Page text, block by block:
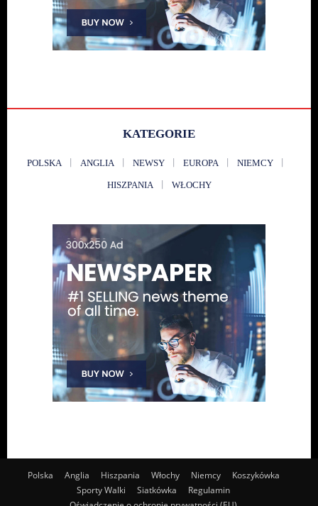
KATEGORIE
POLSKA ANGLIA NEWSY EUROPA NIEMCY
HISZPANIA WŁOCHY
Polska Anglia Hiszpania Włochy Niemcy
Koszykówka
Sporty Walki
Siatkówka
Regulamin